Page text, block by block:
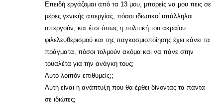
Επειδή εργάζομαι από τα 13 μου, μπορείς να μου πεις σε
μέρες γενικής απεργίας, πόσοι ιδιωτικοί υπάλληλοι
απεργούν; και έτσι όπως η πολιτική του ακραίου
φιλελευθερισμού και της παγκοσμιοποίησης έχει κάνει τα
πράγματα, πόσοι τολμούν ακόμα και να πάνε στην
τουαλέτα για την ανάγκη τους;
Αυτό λοιπόν επιθυμείς;;
Αυτή είναι η ανάπτυξη που θα έρθει δίνοντας τα πάντα
σε ιδιώτες;